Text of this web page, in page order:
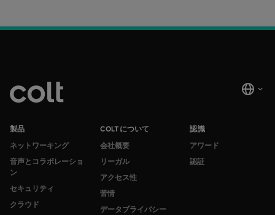
製品
ネットワーキング
音声とコラボレーショ
ン
セキュリティ
クラウド
COLTについて
会社概要
リーガル
アクセス性
苦情
データプライバシー
認識
アワード
認証